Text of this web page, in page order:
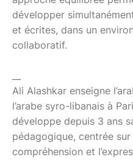
développer
et écrites, dans un
collaboratif.
Ali Alashkar enseigne
l’arabe syro-libanais à
développe depuis 3 ans
pédagogique, centrée
compréhension et